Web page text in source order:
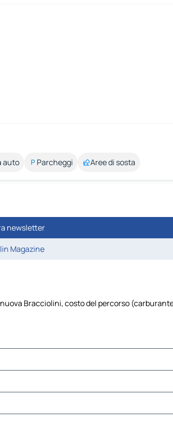
auto Parcheggi Aree di sosta
newsletter
Magazine
Bracciolini, costo del percorso